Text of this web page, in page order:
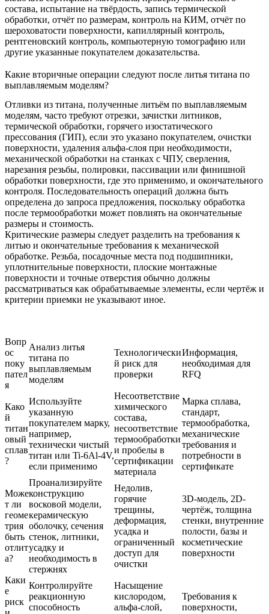
состава, испытание на твёрдость, запись термической
обработки, отчёт по размерам, контроль на КИМ, отчёт по
шероховатости поверхности, капиллярный контроль,
рентгеновский контроль, компьютерную томографию или
другие указанные покупателем доказательства.
Какие вторичные операции следуют после литья титана по
выплавляемым моделям?
Отливки из титана, полученные литьём по выплавляемым
моделям, часто требуют отрезки, зачистки литников,
термической обработки, горячего изостатического
прессования (ГИП), если это указано покупателем, очистки
поверхности, удаления альфа-слоя при необходимости,
механической обработки на станках с ЧПУ, сверления,
нарезания резьбы, полировки, пассивации или финишной
обработки поверхности, где это применимо, и окончательного
контроля. Последовательность операций должна быть
определена до запроса предложения, поскольку обработка
после термообработки может повлиять на окончательные
размеры и стоимость.
Критические размеры следует разделить на требования к
литью и окончательные требования к механической
обработке. Резьба, посадочные места под подшипники,
уплотнительные поверхности, плоские монтажные
поверхности и точные отверстия обычно должны
рассматриваться как обрабатываемые элементы, если чертёж и
критерии приемки не указывают иное.
Вопр
ос
поку
пател
я
Анализ литья
титана по
выплавляемым
моделям
Технологически
й риск для
проверки
Информация,
необходимая для
RFQ
Како
й
титан
овый
сплав
?
Используйте
указанную
покупателем марку,
например,
технически чистый
титан или Ti-6Al-4V,
если применимо
Несоответствие
химического
состава,
несоответствие
термообработки
и пробелы в
сертификации
материала
Марка сплава,
стандарт,
термообработка,
механические
требования и
потребности в
сертификате
Може
т ли
геоме
трия
быть
отлит
а?
Проанализируйте
конструкцию
восковой модели,
керамическую
оболочку, сечения
стенок, литники,
усадку и
необходимость в
стержнях
Недолив,
горячие
трещины,
деформация,
усадка и
ограниченный
доступ для
очистки
3D-модель, 2D-
чертёж, толщина
стенки, внутренние
полости, базы и
косметические
поверхности
Каки
е
риск
Контролируйте
реакционную
способность
Насыщение
кислородом,
альфа-слой,
Требования к
поверхности,